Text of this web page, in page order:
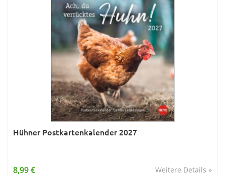
Hühner Postkartenkalender 2027
Weitere Details »
8,99 €